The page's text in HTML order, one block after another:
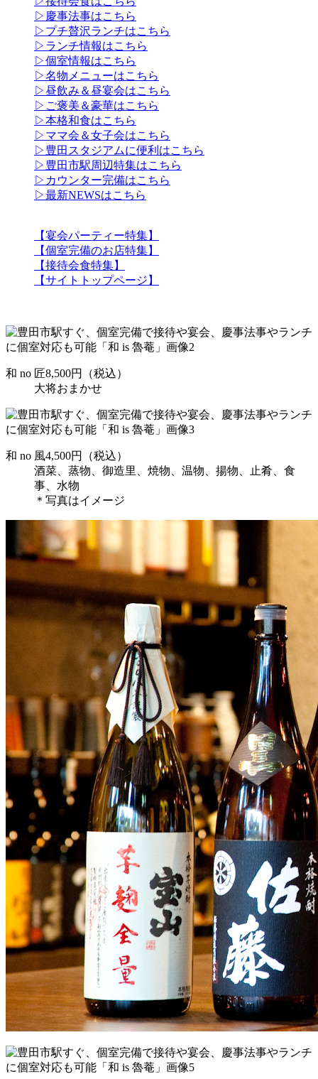
▷慶事法事はこちら
▷プチ贅沢ランチはこちら
▷ランチ情報はこちら
▷個室情報はこちら
▷名物メニューはこちら
▷昼飲み＆昼宴会はこちら
▷ご褒美＆豪華はこちら
▷本格和食はこちら
▷ママ会＆女子会はこちら
▷豊田スタジアムに便利はこちら
▷豊田市駅周辺特集はこちら
▷カウンター完備はこちら
▷最新NEWSはこちら
【宴会パーティー特集】
【個室完備のお店特集】
【接待会食特集】
【サイトトップページ】
和 no 匠8,500円（税込）
大将おまかせ
和 no 風4,500円（税込）
酒菜、蒸物、御造里、焼物、温物、揚物、止肴、食
事、水物
＊写真はイメージ